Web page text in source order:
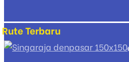
Rute Terbaru